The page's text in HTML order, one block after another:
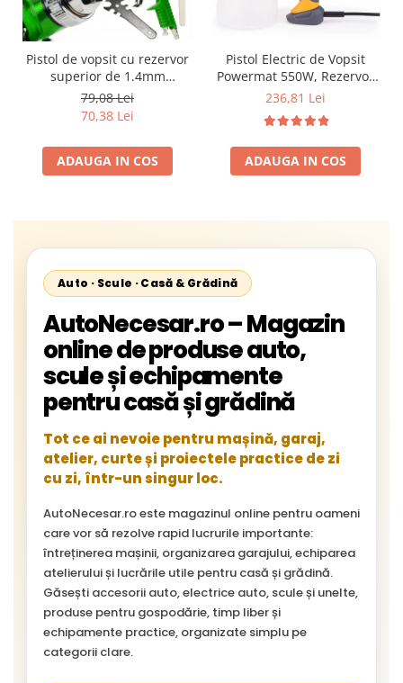
Pistol de vopsit cu rezervor
superior de 1.4mm
tehnologia HVLP
79,08 Lei
70,38 Lei
ADAUGA IN COS
Pistol Electric de Vopsit
Powermat 550W, Rezervor
800 ml, Debit 350 ml/min, 3
mm)
236,81 Lei
ADAUGA IN COS
Auto · Scule · Casă & Grădină
AutoNecesar.ro – Magazin
online de produse auto,
scule și echipamente
pentru casă și grădină
Tot ce ai nevoie pentru mașină, garaj,
atelier, curte și proiectele practice de zi
cu zi, într-un singur loc.
AutoNecesar.ro este magazinul online pentru oameni
care vor să rezolve rapid lucrurile importante:
întreținerea mașinii, organizarea garajului, echiparea
atelierului și lucrările utile pentru casă și grădină.
Găsești accesorii auto, electrice auto, scule și unelte,
produse pentru gospodărie, timp liber și
echipamente practice, organizate simplu pe
categorii clare.